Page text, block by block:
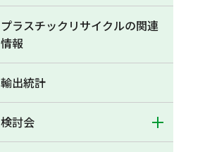
プラスチックリサイクルの関連
情報
輸出統計
検討会